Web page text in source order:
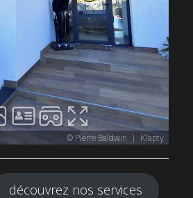
découvrez nos services